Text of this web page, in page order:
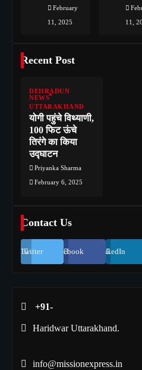
February
11, 2025
11,
Recent Post
DEHRADUN
NEWS
UTTARAKHAND
योगी पहुंचे विथ्याणी,
100 फिट ऊंचे
तिरंगे का किया
उद्घाटन
Priyanka Sharma
February 6, 2025
Contact Us
Twitter Facebook LinkedIn
+91-
Haridwar Uttarakhand.
info@missionexpress.in